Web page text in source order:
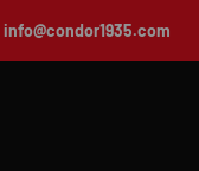
info@condor1935.com